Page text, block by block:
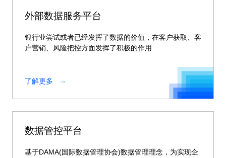
外部数据服务平台
银行业尝试或者已经发挥了数据的价值，在客户获取、客
户营销、风险把控方面发挥了积极的作用
了解更多
数据管控平台
基于DAMA(国际数据管理协会)数据管理理念，为实现企